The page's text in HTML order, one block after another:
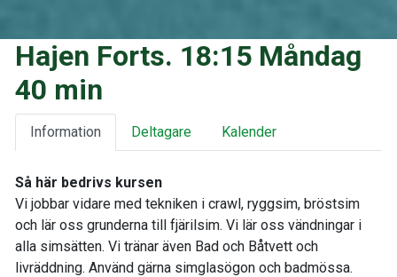
Hajen Forts. 18:15 Måndag
40 min
Information Deltagare Kalender
Så här bedrivs kursen
Vi jobbar vidare med tekniken i crawl, ryggsim, bröstsim
och lär oss grunderna till fjärilsim. Vi lär oss vändningar i
alla simsätten. Vi tränar även Bad och Båtvett och
livräddning. Använd gärna simglasögon och badmössa.